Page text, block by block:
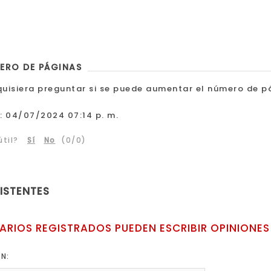
REGISTRADOS PUEDEN ESCRIBIR OPINIONES
DE PÁGINAS
preguntar si se puede aumentar el número de
04/07/2024 07:14 p. m.
Sí No (0/0)